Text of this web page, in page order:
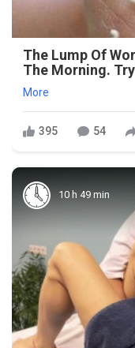
The Lump Of
The Morning.
More
395 54
10 h 49 min